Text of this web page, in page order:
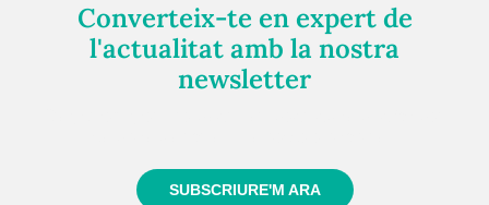
Converteix-te en expert de
l'actualitat amb la nostra
newsletter
SUBSCRIURE'M ARA